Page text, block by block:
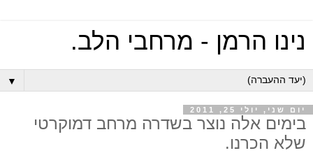
נינו הרמן - מרחבי הלב.
▼
יום שני, יולי 25, 2011
בימים אלה נוצר בשדרה מרחב דמוקרטי
שלא הכרנו.